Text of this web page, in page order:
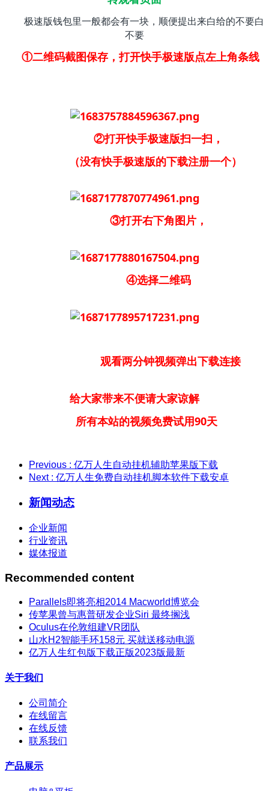
极速版钱包里一般都会有一块，顺便提出来白给的不要白
不要
①二维码截图保存，打开快手极速版点左上角条线
②打开快手极速版扫一扫，
（没有快手极速版的下载注册一个）
③打开右下角图片，
④选择二维码
观看两分钟视频弹出下载连接
给大家带来不便请大家谅解
所有本站的视频免费试用90天
Previous : 亿万人生自动挂机辅助苹果版下载
Next : 亿万人生免费自动挂机脚本软件下载安卓
新闻动态
企业新闻
行业资讯
媒体报道
Recommended content
Parallels即将亮相2014 Macworld博览会
传苹果曾与惠普研发企业Siri 最终搁浅
Oculus在伦敦组建VR团队
山水H2智能手环158元 买就送移动电源
亿万人生红包版下载正版2023版最新
关于我们
公司简介
在线留言
在线反馈
联系我们
产品展示